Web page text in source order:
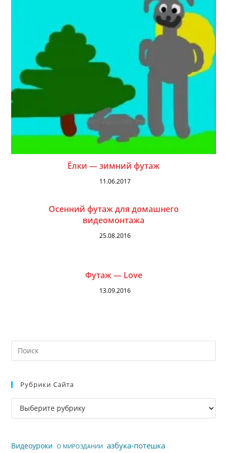
Ёлки — зимний футаж
11.06.2017
Осенний футаж для домашнего
видеомонтажа
25.08.2016
Футаж — Love
13.09.2016
Рубрики Сайта
Рубрики
сайта
Видеоуроки О МИРОЗДАНИИ азбука-потешка